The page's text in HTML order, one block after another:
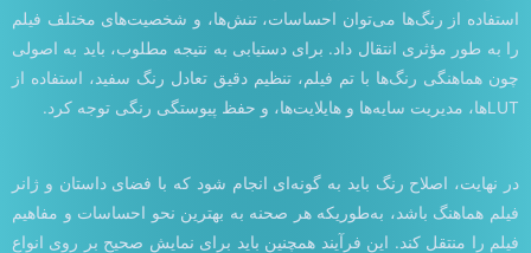
استفاده از رنگ‌ها می‌توان احساسات، تنش‌ها، و شخصیت‌های مختلف فیلم
را به طور مؤثری انتقال داد. برای دستیابی به نتیجه مطلوب، باید به اصولی
چون هماهنگی رنگ‌ها با تم فیلم، تنظیم دقیق تعادل رنگ سفید، استفاده از
LUTها، مدیریت سایه‌ها و هایلایت‌ها، و حفظ پیوستگی رنگی توجه کرد.
در نهایت، اصلاح رنگ باید به گونه‌ای انجام شود که با فضای داستان و ژانر
فیلم هماهنگ باشد، به‌طوریکه هر صحنه به بهترین نحو احساسات و مفاهیم
فیلم را منتقل کند. این فرآیند همچنین باید برای نمایش صحیح بر روی انواع